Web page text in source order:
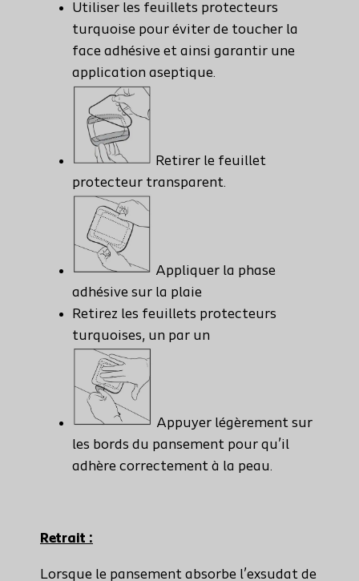
Utiliser les feuillets protecteurs
turquoise pour éviter de toucher la
face adhésive et ainsi garantir une
application aseptique.
Retirer le feuillet
protecteur transparent.
Appliquer la phase
adhésive sur la plaie
Retirez les feuillets protecteurs
turquoises, un par un
Appuyer légèrement sur
les bords du pansement pour qu’il
adhère correctement à la peau.
Retrait :
Lorsque le pansement absorbe l’exsudat de